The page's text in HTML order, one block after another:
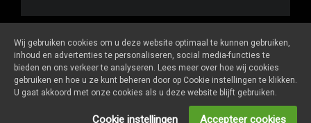
Marktennieuwegein.nlis een website van De Markt Online
ALGEMENE VOORWAARDEN
ONDERNEMERS LOGIN
SOCIALS
Wij gebruiken cookies om u deze website optimaal te kunnen gebruiken,
inhoud en advertenties te personaliseren, social media-functies te
bieden en ons verkeer te analyseren. Lees meer over hoe wij cookies
gebruiken en hoe u ze kunt beheren door op Cookie instellingen te klikken.
U gaat akkoord met onze cookies als u deze website blijft gebruiken.
Cookie instellingen Accepteer cookies